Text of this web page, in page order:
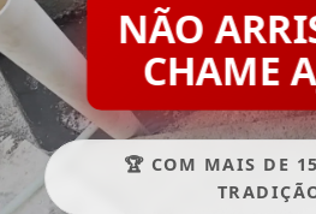
NÃO
CHAME
🏆 COM MAIS DE